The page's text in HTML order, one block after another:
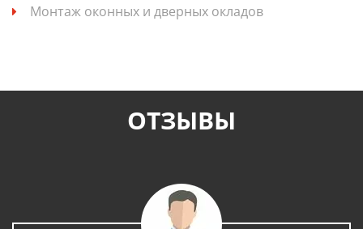
Монтаж оконных и дверных окладов
ОТЗЫВЫ